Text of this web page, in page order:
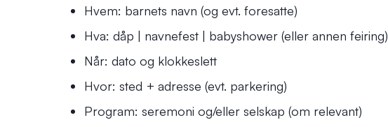
Hvem: barnets navn (og evt. foresatte)
Hva: dåp | navnefest | babyshower (eller annen feiring)
Når: dato og klokkeslett
Hvor: sted + adresse (evt. parkering)
Program: seremoni og/eller selskap (om relevant)